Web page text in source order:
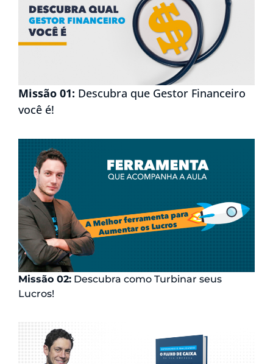
Missão 01: Descubra que Gestor Financeiro
você é!
Missão 02: Descubra como Turbinar seus
Lucros!